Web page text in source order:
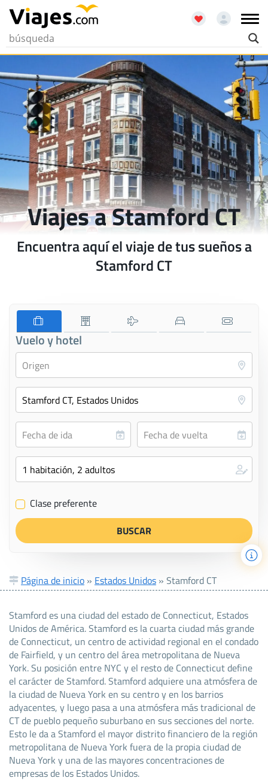
Viajes a Stamford CT
Encuentra aquí el viaje de tus sueños a
Stamford CT
Vuelo y hotel
✔ Clase preferente
Página de inicio » Estados Unidos » Stamford CT
Stamford es una ciudad del estado de Connecticut, Estados
Unidos de América. Stamford es la cuarta ciudad más grande
de Connecticut, un centro de actividad regional en el condado
de Fairfield, y un centro del área metropolitana de Nueva
York. Su posición entre NYC y el resto de Connecticut define
el carácter de Stamford. Stamford adquiere una atmósfera de
la ciudad de Nueva York en su centro y en los barrios
adyacentes, y luego pasa a una atmósfera más tradicional de
CT de pueblo pequeño suburbano en sus secciones del norte.
Esto le da a Stamford el mayor distrito financiero de la región
metropolitana de Nueva York fuera de la propia ciudad de
Nueva York y una de las mayores concentraciones de
empresas de los Estados Unidos.